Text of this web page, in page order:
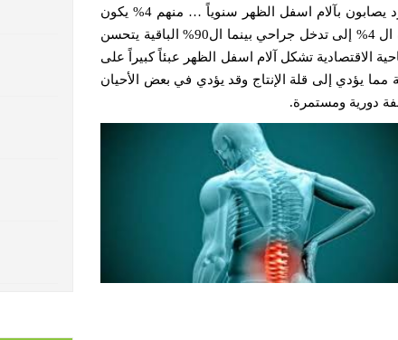
اسفل الظهر في فترة ما من حياتهم .وهناك أكثر من ثمانية ملايين فرد يصابون بآلام اسفل الظهر سنوياً … منهم 4% يكون
السبب عبارة عن انزلاق نواة القرص الغضروفي ويحتاج 10% من هذه ال 4% إلى تدخل جراحي بينما ال90% الباقية يتحسن
الاقتصادية تشكل آلام اسفل الظهر عبئاً كبيراً على
يؤدي إلى قلة الإنتاج وقد يؤدي في بعض الأحيان
دورية ومستمرة.